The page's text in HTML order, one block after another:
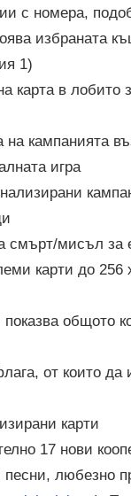
с номера,
избраната
1)
карта в лобито
на кампанията
игра
смърт/мисъл за
карти до 256
показва общото
от които да
карти
17 нови
любезно